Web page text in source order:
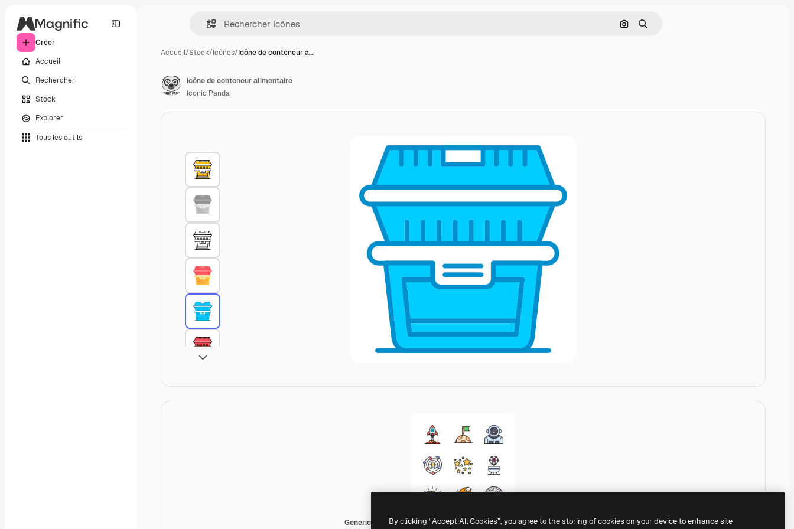
Créer
Accueil
Rechercher
Stock
Explorer
Tous les outils
Rechercher par image
Rechercher
Accueil/Stock/Icônes/Icône de conteneur a…
Generic color lineal-color
Icône de conteneur alimentaire
Iconic Panda
By clicking “Accept All Cookies”, you agree to the storing of cookies on your device to enhance site